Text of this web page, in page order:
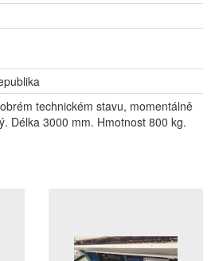
technickém stavu, momentálně
Délka 3000 mm. Hmotnost 800 kg.